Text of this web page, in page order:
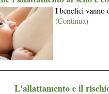
I benefici vanno
(Continua)
L'allattamento e il